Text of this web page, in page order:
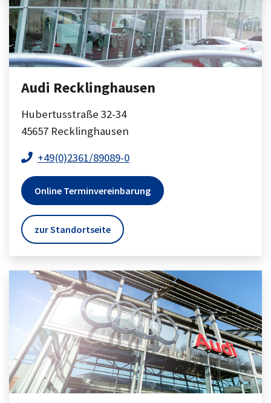
Audi Recklinghausen
Hubertusstraße 32-34
45657 Recklinghausen
+49(0)2361/89089-0
Online Terminvereinbarung
zur Standortseite